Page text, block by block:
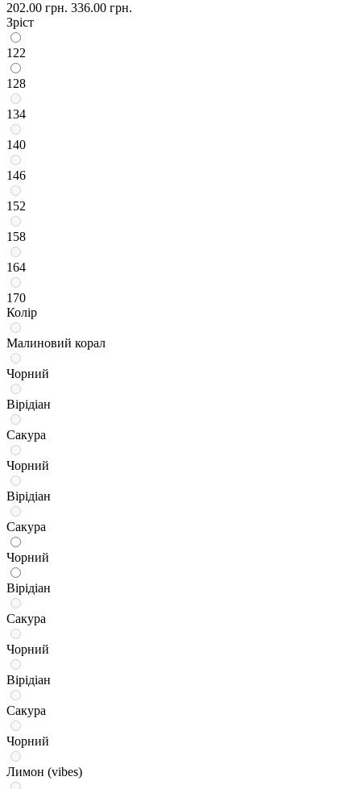
202.00 грн. 336.00 грн.
Зріст
122
128
134
140
146
152
158
164
170
Колір
Малиновий корал
Чорний
Вірідіан
Сакура
Чорний
Вірідіан
Сакура
Чорний
Вірідіан
Сакура
Чорний
Вірідіан
Сакура
Чорний
Лимон (vibes)